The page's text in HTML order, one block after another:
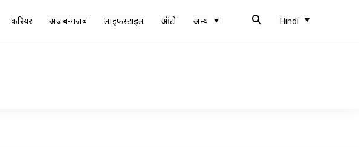
करियर अजब-गजब लाइफस्टाइल ऑटो अन्य Hindi